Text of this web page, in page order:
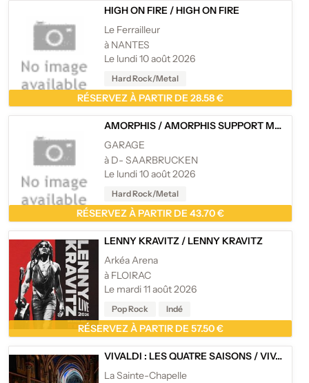
HIGH ON FIRE /HIGH ON FIRE
Le Ferrailleur
à NANTES
Le lundi 10 août 2026
Hard Rock/Metal
RÉSERVEZ À PARTIR DE 28.58 €
AMORPHIS /AMORPHIS SUPPORT MUR - BODERLAND TOUR
GARAGE
à D- SAARBRUCKEN
Le lundi 10 août 2026
Hard Rock/Metal
RÉSERVEZ À PARTIR DE 43.70 €
LENNY KRAVITZ /LENNY KRAVITZ
Arkéa Arena
à FLOIRAC
Le mardi 11 août 2026
Pop Rock Indé
RÉSERVEZ À PARTIR DE 57.50 €
VIVALDI : LES QUATRE SAISONS /VIVALDI : LES QUATRE SAISONS
La Sainte-Chapelle